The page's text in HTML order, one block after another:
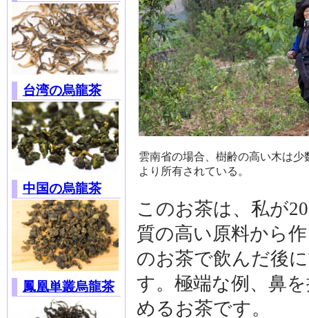
台湾の烏龍茶
中国の烏龍茶
鳳凰単叢烏龍茶
雲南省の場合、樹齢の高い木は少
より所有されている。
このお茶は、私が
質の高い原料から
のお茶で飲んだ後
す。極端な例、鼻
めるお茶です。